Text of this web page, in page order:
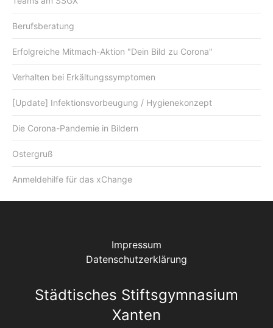
Berufsberatung
Erfolgreiche Mitmach-Aktion "Dein Bild zu Corona"
Verhalten bei Erkältungssymptomen
[Update] Infektionsvorbeugung / Hygienekonzept
Die Corona-Pandemie in Bildern
Ostergruß
Anmeldehilfe für das xChange
Impressum
Datenschutzerklärung
Städtisches Stiftsgymnasium
Xanten